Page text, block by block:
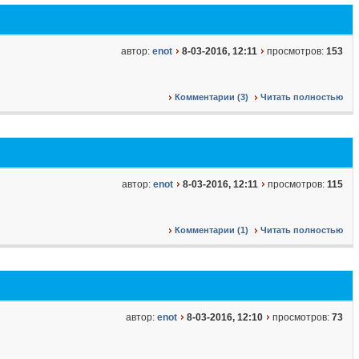
автор: enot 8-03-2016, 12:11 просмотров: 153
Комментарии (3) Читать полностью
автор: enot 8-03-2016, 12:11 просмотров: 115
Комментарии (1) Читать полностью
автор: enot 8-03-2016, 12:10 просмотров: 73